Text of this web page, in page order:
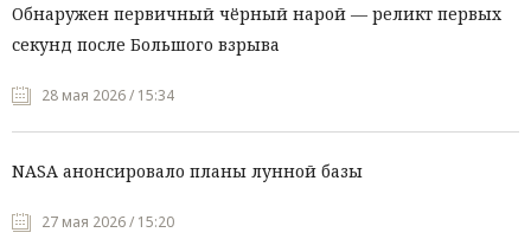
Обнаружен первичный чёрный нарой — реликт первых
секунд после Большого взрыва
28 мая 2026 / 15:34
NASA анонсировало планы лунной базы
27 мая 2026 / 15:20